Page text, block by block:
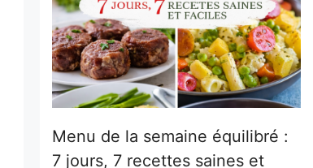
Menu de la semaine équilibré :
7 jours, 7 recettes saines et